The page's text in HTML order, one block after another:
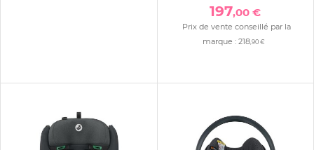
197,00 €
Prix de vente conseillé par la
marque :218 ,90 €